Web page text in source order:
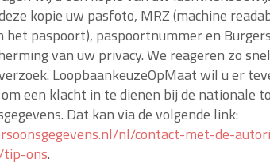
kopie uw pasfoto, MRZ (machine
het paspoort), paspoortnummer en
van uw privacy. We reageren zo
LoopbaankeuzeOpMaat wil u er
een klacht in te dienen bij de nationale
Dat kan via de volgende link:
nl/contact-met-de-
tip-ons.